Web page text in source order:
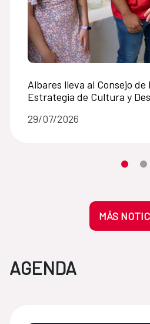
Albares lleva al Consejo
Estrategia de Cultura y
29/07/2026
Moves
MÁS
AGENDA